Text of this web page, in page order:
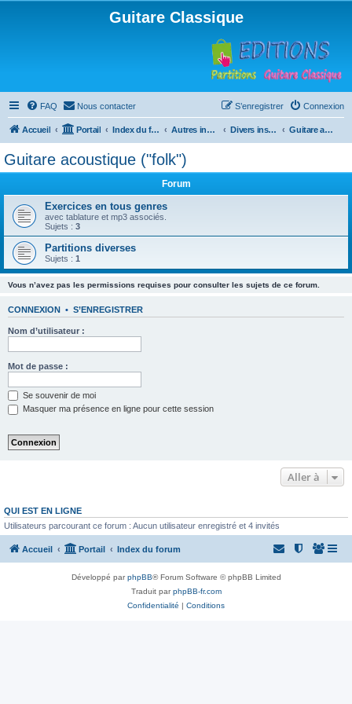
Guitare Classique
FAQ Nous contacter Connexion
S’enregistrer
Accueil Portail Index du forum Autres instruments à cordes pincées, ou styles Divers instruments Guitare acoustique ("folk")
Guitare acoustique ("folk")
Forum
Exercices en tous genres
avec tablature et mp3 associés.
Sujets : 3
Partitions diverses
Sujets : 1
Vous n’avez pas les permissions requises pour consulter les sujets de ce forum.
CONNEXION • S’ENREGISTRER
Nom d’utilisateur :
Mot de passe :
Se souvenir de moi
Masquer ma présence en ligne pour cette session
Aller à
QUI EST EN LIGNE
Utilisateurs parcourant ce forum : Aucun utilisateur enregistré et 4 invités
Accueil Portail Index du forum
Développé parphpBB® Forum Software © phpBB Limited
Traduit parphpBB-fr.com
Confidentialité | Conditions